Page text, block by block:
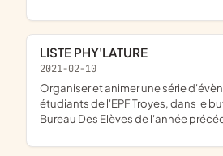
LISTE PHY'LATURE
2021-02-10
organiser et animer une série d'évènements pour les
étudiants de l'EPF Troyes, dans le
Bureau Des Elèves de l'année